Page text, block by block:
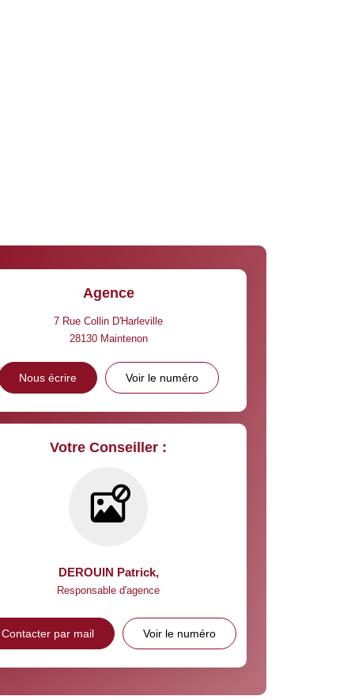
Agence
7 Rue Collin D'Harleville
28130 Maintenon
Nous écrire Voir le numéro
Votre Conseiller :
DEROUIN Patrick,
Responsable d'agence
Contacter par mail Voir le numéro